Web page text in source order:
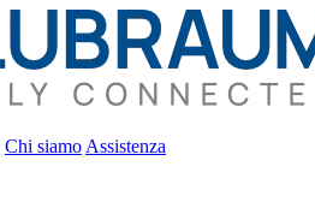
Chi siamo Assistenza